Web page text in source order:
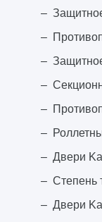
Двери
Степень
Двери